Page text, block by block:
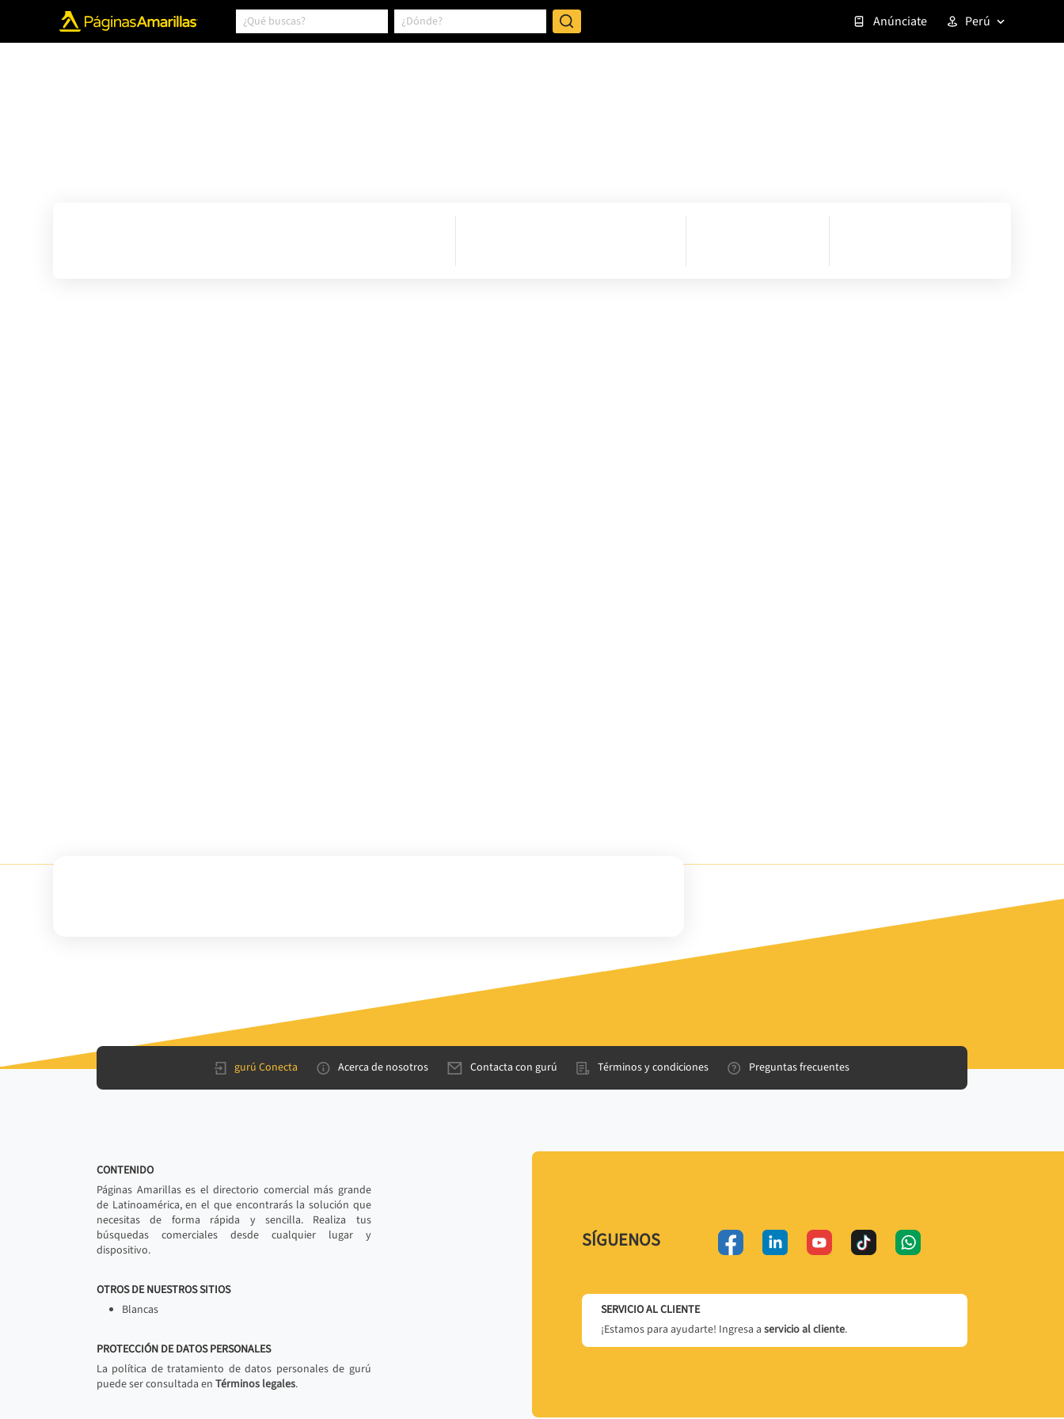
Anúnciate Perú
gurú Conecta Acerca de nosotros Contacta con gurú Términos y condiciones Preguntas frecuentes
CONTENIDO
Páginas Amarillas es el directorio comercial más grande
de Latinoamérica, en el que encontrarás la solución que
necesitas de forma rápida y sencilla. Realiza tus
búsquedas comerciales desde cualquier lugar y
dispositivo.
OTROS DE NUESTROS SITIOS
Blancas
PROTECCIÓN DE DATOS PERSONALES
La política de tratamiento de datos personales de gurú
puede ser consultada en Términos legales.
SÍGUENOS
SERVICIO AL CLIENTE
¡Estamos para ayudarte! Ingresa a servicio al cliente.